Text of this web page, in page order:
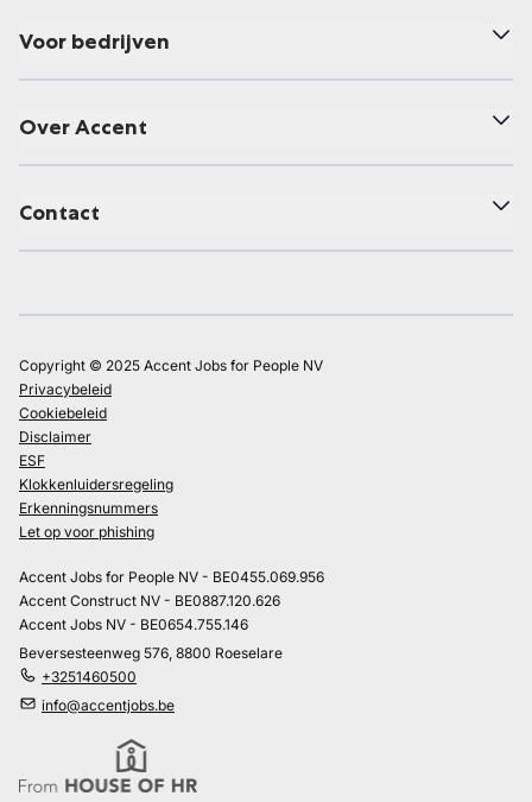
Voor bedrijven
Over Accent
Contact
Copyright © 2025 Accent Jobs for People NV
Privacybeleid
Cookiebeleid
Disclaimer
ESF
Klokkenluidersregeling
Erkenningsnummers
Let op voor phishing
Accent Jobs for People NV - BE0455.069.956
Accent Construct NV - BE0887.120.626
Accent Jobs NV - BE0654.755.146
Beversesteenweg 576, 8800 Roeselare
+3251460500
info@accentjobs.be